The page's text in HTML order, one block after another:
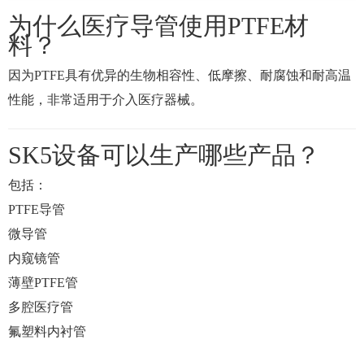
为什么医疗导管使用PTFE材
料？
因为PTFE具有优异的生物相容性、低摩擦、耐腐蚀和耐高温
性能，非常适用于介入医疗器械。
SK5设备可以生产哪些产品？
包括：
PTFE导管
微导管
内窥镜管
薄壁PTFE管
多腔医疗管
氟塑料内衬管